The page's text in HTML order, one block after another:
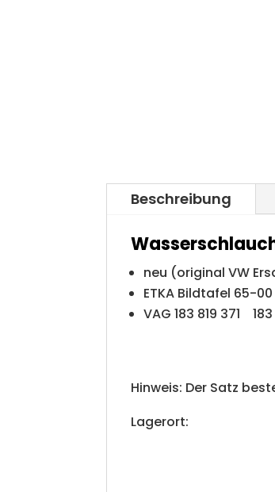
Beschreibung
neu (original VW
ETKA Bildtafel 65-00
VAG 183 819 371
Hinweis: Der Satz
Lagerort: